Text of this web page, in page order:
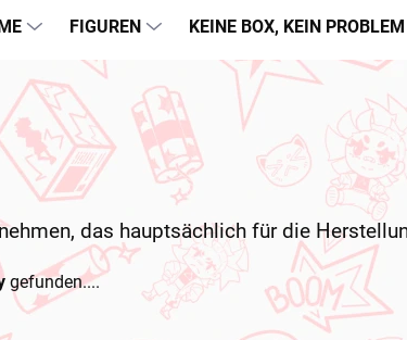
FIGUREN KEINE BOX, KEIN PROBLEM
das hauptsächlich für die
gefunden....